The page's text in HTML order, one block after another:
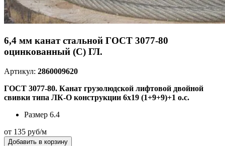
6,4 мм канат стальной ГОСТ 3077-80
оцинкованный (С) ГЛ.
Артикул: 2860009620
ГОСТ 3077-80. Канат грузолюдской лифтовой двойной
свивки типа ЛК-О конструкции 6х19 (1+9+9)+1 о.с.
Размер 6.4
от 135 руб/м
Добавить в корзину